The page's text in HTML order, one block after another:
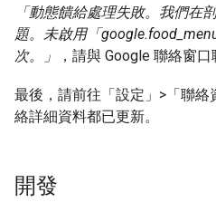
「動態饋給處理失敗。我們在
題。未啟用「
次。」
，請與 Google 聯絡窗
最後，請前往「設定」>「聯絡
絡詳細資料都已更新。
開發